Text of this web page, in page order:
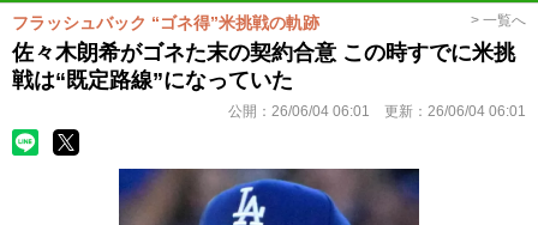
フラッシュバック “ゴネ得”米挑戦の軌跡 > 一覧へ
佐々木朗希がゴネた末の契約合意 この時すでに米挑
戦は“既定路線”になっていた
公開： 26/06/04 06:01 更新： 26/06/04 06:01